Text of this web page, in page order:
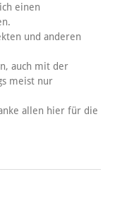
einen
und anderen
auch mit der
meist nur
allen hier für die